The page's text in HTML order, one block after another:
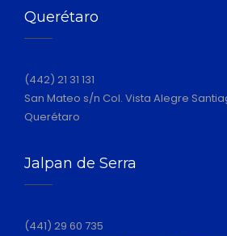
Querétaro
(442) 21 31 131
San Mateo s/n Col. Vista Alegre
Querétaro
Jalpan de Serra
(441) 29 60 735